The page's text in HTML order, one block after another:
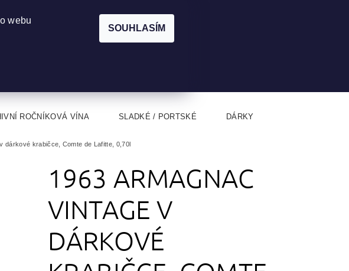
ROČNÍKOVÁ VÍNA SLADKÉ / PORTSKÉ DÁRKY
dárkové krabičce, Comte de Lafitte, 0,70l
1963 ARMAGNAC
VINTAGE V
DÁRKOVÉ
webu
SOUHLASÍM